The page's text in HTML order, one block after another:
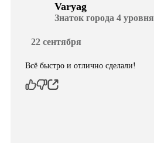
Varyag
Знаток города 4 уровня
22 сентября
Всё быстро и отлично сделали!